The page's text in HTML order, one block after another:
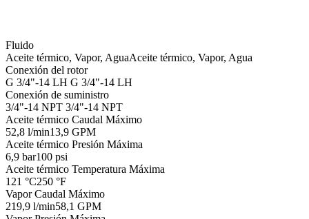
Fluido
Aceite térmico, Vapor, AguaAceite térmico, Vapor, Agua
Conexión del rotor
G 3/4"-14 LH G 3/4"-14 LH
Conexión de suministro
3/4"-14 NPT 3/4"-14 NPT
Aceite térmico Caudal Máximo
52,8 l/min13,9 GPM
Aceite térmico Presión Máxima
6,9 bar100 psi
Aceite térmico Temperatura Máxima
121 °C250 °F
Vapor Caudal Máximo
219,9 l/min58,1 GPM